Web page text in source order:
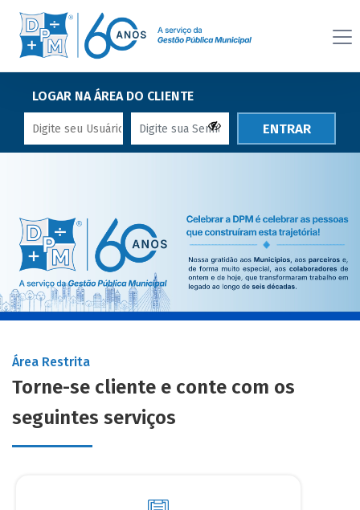
LOGAR NA ÁREA DO CLIENTE
ENTRAR
Área Restrita
Torne-se cliente e conte com os
seguintes serviços